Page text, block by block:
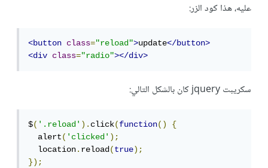
عليه، هذا كود الزر:
<button class="reload">update</button>
<div
class="radio"></div>
سكريبت jquery كان بالشكل التالي:
$('.reload').click(function()
{
  alert
('clicked');
  location
.reload(true);
});